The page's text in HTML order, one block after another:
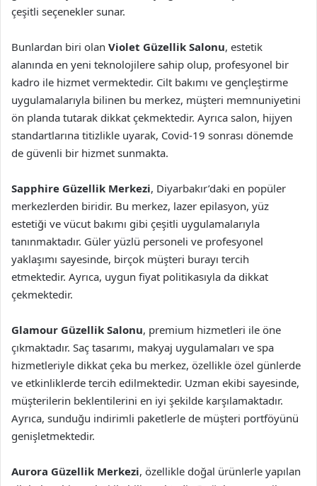
çeşitli seçenekler sunar.
Bunlardan biri olan Violet Güzellik Salonu, estetik
alanında en yeni teknolojilere sahip olup, profesyonel bir
kadro ile hizmet vermektedir. Cilt bakımı ve gençleştirme
uygulamalarıyla bilinen bu merkez, müşteri memnuniyetini
ön planda tutarak dikkat çekmektedir. Ayrıca salon, hijyen
standartlarına titizlikle uyarak, Covid-19 sonrası dönemde
de güvenli bir hizmet sunmakta.
Sapphire Güzellik Merkezi, Diyarbakır’daki en popüler
merkezlerden biridir. Bu merkez, lazer epilasyon, yüz
estetiği ve vücut bakımı gibi çeşitli uygulamalarıyla
tanınmaktadır. Güler yüzlü personeli ve profesyonel
yaklaşımı sayesinde, birçok müşteri burayı tercih
etmektedir. Ayrıca, uygun fiyat politikasıyla da dikkat
çekmektedir.
Glamour Güzellik Salonu, premium hizmetleri ile öne
çıkmaktadır. Saç tasarımı, makyaj uygulamaları ve spa
hizmetleriyle dikkat çeka bu merkez, özellikle özel günlerde
ve etkinliklerde tercih edilmektedir. Uzman ekibi sayesinde,
müşterilerin beklentilerini en iyi şekilde karşılamaktadır.
Ayrıca, sunduğu indirimli paketlerle de müşteri portföyünü
genişletmektedir.
Aurora Güzellik Merkezi, özellikle doğal ürünlerle yapılan